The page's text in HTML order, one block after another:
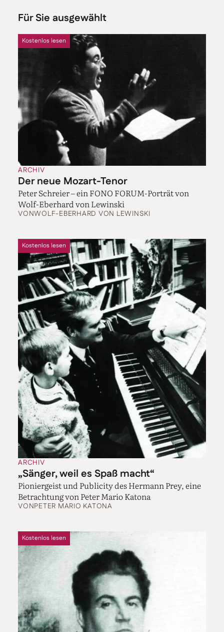
Für Sie ausgewählt
ARCHIV
Der neue Mozart-Tenor
Peter Schreier – ein FONO FORUM-Porträt von
Wolf-Eberhard von Lewinski
VONWOLF-EBERHARD VON LEWINSKI
Kostenlos lesen
ARCHIV
„Sänger, weil es Spaß macht“
Pioniergeist und Publicity des Hermann Prey, eine
Betrachtung von Peter Mario Katona
VONPETER MARIO KATONA
Kostenlos lesen
Kostenlos lesen